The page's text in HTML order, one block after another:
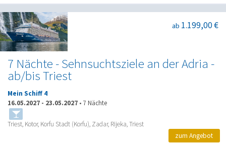
7 Nächte - Sehnsuchtsziele an der Adria -
ab/bis Triest
ab 1.199,00 €
Mein Schiff 4
16.05.2027 - 23.05.2027 • 7 Nächte
Triest, Kotor, Korfu Stadt (Korfu), Zadar, Rijeka, Triest
zum Angebot